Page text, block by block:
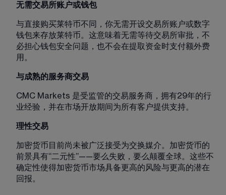
无需交易所账户或钱包
与直接购买莱特币不同，你无需开设交易所账户或数字
钱包来存放莱特币。这意味着无需等待交易所审批，不
必担心钱包安全问题，也不会在提取资金时支付额外费
用。
与成熟的服务商交易
CMC Markets 是受监管的交易服务商，拥有29年的行
业经验，并在市场开放期间为所有客户提供支持。
理性交易
加密货币目前尚未被广泛接受为交换媒介。加密货币的
前景具有“二元性”——要么失败，要么颠覆全球。这些不
确定性使得加密货币市场具备更高的风险与更高的潜在
回报。